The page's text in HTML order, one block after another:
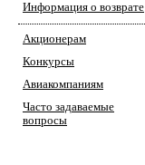
Информация о возврате
Акционерам
Конкурсы
Авиакомпаниям
Часто задаваемые
вопросы